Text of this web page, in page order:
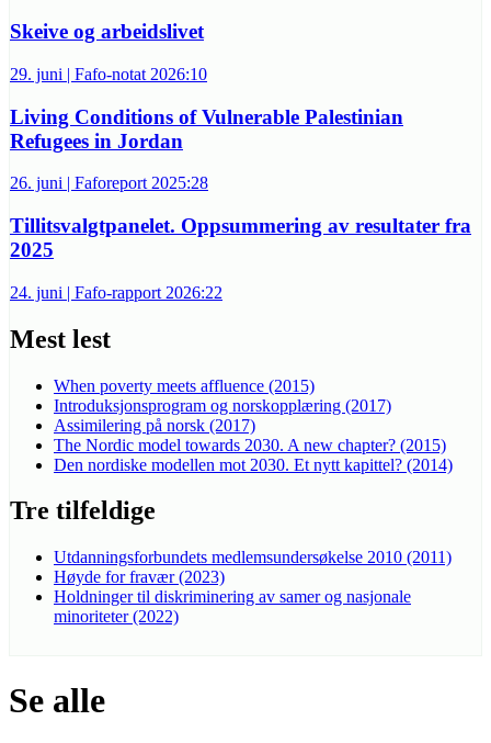
Skeive og arbeidslivet
29. juni | Fafo-notat 2026:10
Living Conditions of Vulnerable Palestinian
Refugees in Jordan
26. juni | Faforeport 2025:28
Tillitsvalgtpanelet. Oppsummering av resultater fra
2025
24. juni | Fafo-rapport 2026:22
Mest lest
When poverty meets affluence (2015)
Introduksjonsprogram og norskopplæring (2017)
Assimilering på norsk (2017)
The Nordic model towards 2030. A new chapter? (2015)
Den nordiske modellen mot 2030. Et nytt kapittel? (2014)
Tre tilfeldige
Utdanningsforbundets medlemsundersøkelse 2010 (2011)
Høyde for fravær (2023)
Holdninger til diskriminering av samer og nasjonale
minoriteter (2022)
Se alle